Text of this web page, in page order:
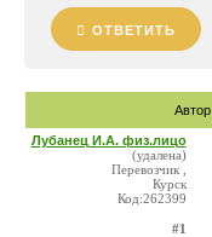
ОТВЕТИТЬ
Автор
Лубанец И.А. физ.лицо
(удалена)
Перевозчик ,
Курск
Код:262399
#1